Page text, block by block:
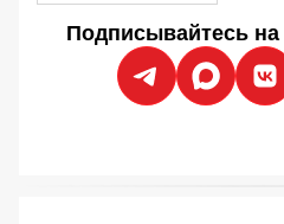
Подписывайтесь на